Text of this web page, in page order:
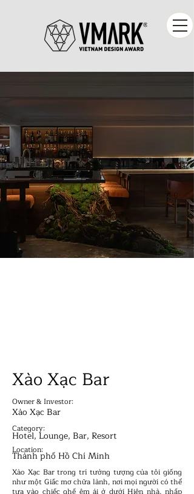
Xào Xạc Bar
Owner & Investor:
Xào Xạc Bar
Category:
Hotel, Lounge, Bar, Resort
Location:
Thành phố Hồ Chí Minh
Xào Xạc Bar trong trí tưởng tượng của tôi giống
như một Giấc mơ chữa lành, nơi mọi người có thể
tựa vào chiếc ghế êm ái ở dưới Hiên nhà, nhấp